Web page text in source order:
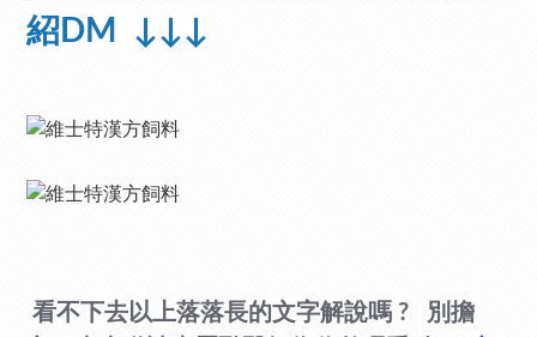
紹DM ↓↓↓
看不下去以上落落長的文字解說嗎 ? 別擔